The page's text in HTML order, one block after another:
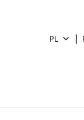
PL |